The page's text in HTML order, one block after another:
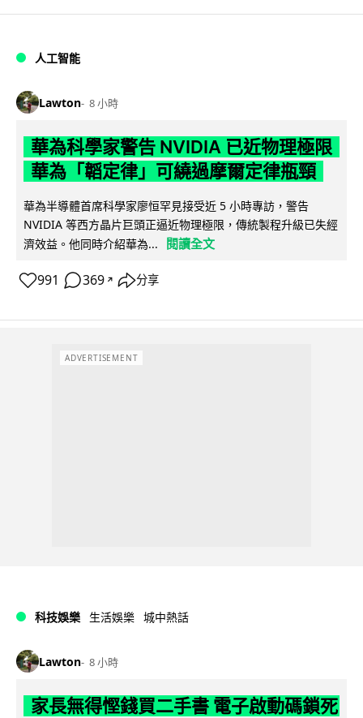
人工智能
Lawton 8 小時
華為科學家警告 NVIDIA 已近物理極限
華為「韜定律」可繞過摩爾定律瓶頸
華為半導體首席科學家廖恒罕見接受近 5 小時專訪，警告
NVIDIA 等西方晶片巨頭正逼近物理極限，傳統製程升級已失經
濟效益。他同時介紹華為...
閱讀全文
991 369 ↗ 分享
ADVERTISEMENT
科技娛樂 生活娛樂 城中熱話
Lawton 8 小時
家長無得慳錢買二手書 電子啟動碼鎖死